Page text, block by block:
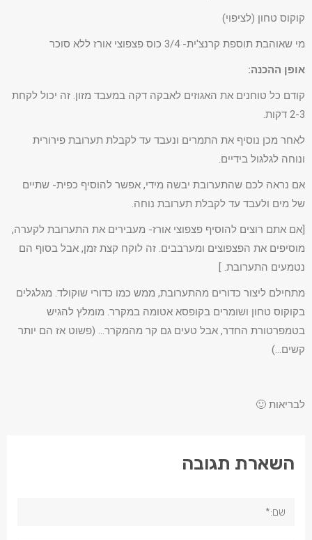
קוקוס טחון (לציפוי)
מי שאוהבת תוספת קרנצ'ית- 3/4 כוס פצפוצי אורז ללא סוכר
אופן ההכנה:
קודם כל טוחנים את האגוזים לאבקה דקה במעבד מזון. זה יכול לקחת
2-3 דקות.
לאחר מכן נוסיף את התמרים ונעבד עד לקבלת תערובת פירורית
ונוחה לגלגול בידיים.
אם נראה לכם שהתערובת יבשה מידי, אפשר להוסיף כפית- שתיים
של מים ולעבד עד לקבלת תערובת נוחה.
[אם אתם רוצים להוסיף פצפוצי אורז- מעבירים את התערובת לקערה,
מוסיפים את הפצפוצים ומערבבים. זה לוקח קצת זמן, אבל בסוף הם
נטמעים התערובת. ]
מתחילם ליצור כדורים מהתערובת, ממש כמו כדורי שוקולד. מגלגלים
בקוקוס טחון ושומרים בקופסא אטומה במקרר. מומלץ להגיש
בטמפרטורת החדר, אבל טעים גם קר מהמקרר… (פשוט אז הם יותר
קשים…)
לבריאות 🙂
השארת תגובה